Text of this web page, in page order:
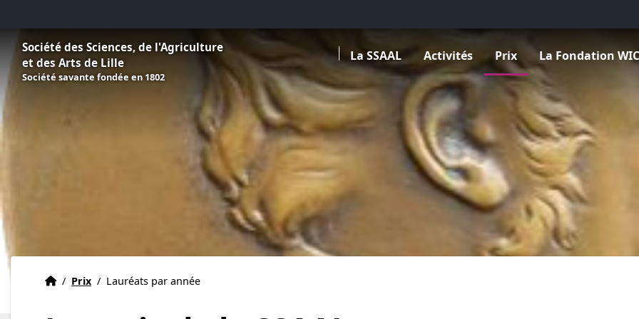
Société des Sciences, de l'Agriculture
et des Arts de Lille
Société savante fondée en 1802
La SSAAL
Ouvrir le sous menu de La SSAAL
Activités
Ouvrir le sous menu de Activités
Prix
Ouvrir le sous menu de Prix
La Fondation
Ouvrir le sous menu
Accueil
Accueil
/ Prix / Lauréats par année